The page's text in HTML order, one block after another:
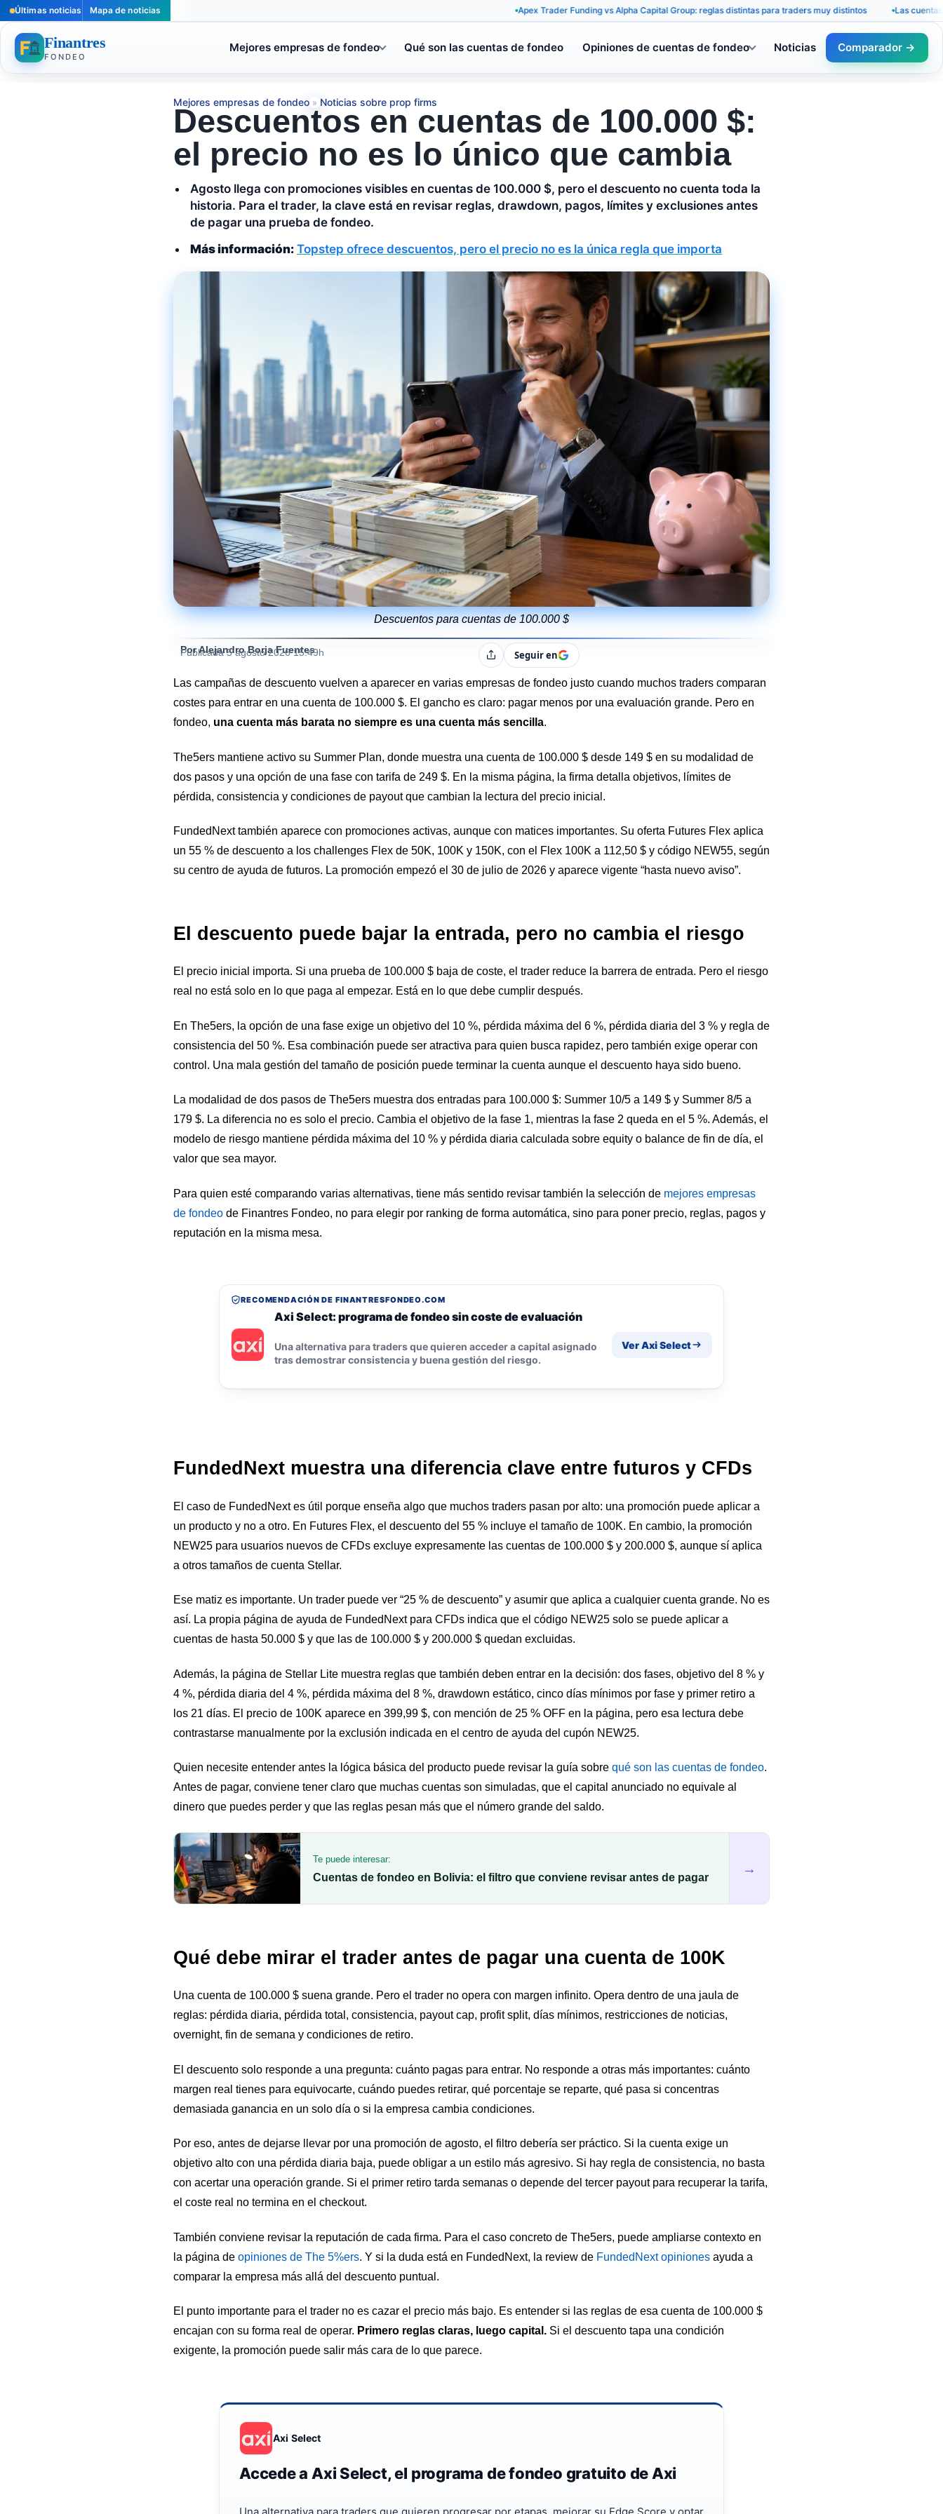
Últimas noticias Mapa de noticias Apex Trader Funding vs Alpha Capital Group: reglas distintas para traders muy distintos Las cuentas de
Finantres
FONDEO
Mejores empresas de fondeo Qué son las cuentas de fondeo Opiniones de cuentas de fondeo Noticias Comparador →
Mejores empresas de fondeo » Noticias sobre prop firms
Descuentos en cuentas de 100.000 $:
el precio no es lo único que cambia
Agosto llega con promociones visibles en cuentas de 100.000 $, pero el descuento no cuenta toda la
historia. Para el trader, la clave está en revisar reglas, drawdown, pagos, límites y exclusiones antes
de pagar una prueba de fondeo.
Más información: Topstep ofrece descuentos, pero el precio no es la única regla que importa
Descuentos para cuentas de 100.000 $
Por Alejandro Borja Fuentes
Publicada 5 agosto 2026 15:49h CompartirSeguir en
Las campañas de descuento vuelven a aparecer en varias empresas de fondeo justo cuando muchos traders comparan
costes para entrar en una cuenta de 100.000 $. El gancho es claro: pagar menos por una evaluación grande. Pero en
fondeo, una cuenta más barata no siempre es una cuenta más sencilla.
The5ers mantiene activo su Summer Plan, donde muestra una cuenta de 100.000 $ desde 149 $ en su modalidad de
dos pasos y una opción de una fase con tarifa de 249 $. En la misma página, la firma detalla objetivos, límites de
pérdida, consistencia y condiciones de payout que cambian la lectura del precio inicial.
FundedNext también aparece con promociones activas, aunque con matices importantes. Su oferta Futures Flex aplica
un 55 % de descuento a los challenges Flex de 50K, 100K y 150K, con el Flex 100K a 112,50 $ y código NEW55, según
su centro de ayuda de futuros. La promoción empezó el 30 de julio de 2026 y aparece vigente “hasta nuevo aviso”.
El descuento puede bajar la entrada, pero no cambia el riesgo
El precio inicial importa. Si una prueba de 100.000 $ baja de coste, el trader reduce la barrera de entrada. Pero el riesgo
real no está solo en lo que paga al empezar. Está en lo que debe cumplir después.
En The5ers, la opción de una fase exige un objetivo del 10 %, pérdida máxima del 6 %, pérdida diaria del 3 % y regla de
consistencia del 50 %. Esa combinación puede ser atractiva para quien busca rapidez, pero también exige operar con
control. Una mala gestión del tamaño de posición puede terminar la cuenta aunque el descuento haya sido bueno.
La modalidad de dos pasos de The5ers muestra dos entradas para 100.000 $: Summer 10/5 a 149 $ y Summer 8/5 a
179 $. La diferencia no es solo el precio. Cambia el objetivo de la fase 1, mientras la fase 2 queda en el 5 %. Además, el
modelo de riesgo mantiene pérdida máxima del 10 % y pérdida diaria calculada sobre equity o balance de fin de día, el
valor que sea mayor.
Para quien esté comparando varias alternativas, tiene más sentido revisar también la selección de mejores empresas
de fondeo de Finantres Fondeo, no para elegir por ranking de forma automática, sino para poner precio, reglas, pagos y
reputación en la misma mesa.
RECOMENDACIÓN DE FINANTRESFONDEO.COM
Axi Select: programa de fondeo sin coste de evaluación
Una alternativa para traders que quieren acceder a capital asignado
tras demostrar consistencia y buena gestión del riesgo.
Ver Axi Select
FundedNext muestra una diferencia clave entre futuros y CFDs
El caso de FundedNext es útil porque enseña algo que muchos traders pasan por alto: una promoción puede aplicar a
un producto y no a otro. En Futures Flex, el descuento del 55 % incluye el tamaño de 100K. En cambio, la promoción
NEW25 para usuarios nuevos de CFDs excluye expresamente las cuentas de 100.000 $ y 200.000 $, aunque sí aplica
a otros tamaños de cuenta Stellar.
Ese matiz es importante. Un trader puede ver “25 % de descuento” y asumir que aplica a cualquier cuenta grande. No es
así. La propia página de ayuda de FundedNext para CFDs indica que el código NEW25 solo se puede aplicar a
cuentas de hasta 50.000 $ y que las de 100.000 $ y 200.000 $ quedan excluidas.
Además, la página de Stellar Lite muestra reglas que también deben entrar en la decisión: dos fases, objetivo del 8 % y
4 %, pérdida diaria del 4 %, pérdida máxima del 8 %, drawdown estático, cinco días mínimos por fase y primer retiro a
los 21 días. El precio de 100K aparece en 399,99 $, con mención de 25 % OFF en la página, pero esa lectura debe
contrastarse manualmente por la exclusión indicada en el centro de ayuda del cupón NEW25.
Quien necesite entender antes la lógica básica del producto puede revisar la guía sobre qué son las cuentas de fondeo.
Antes de pagar, conviene tener claro que muchas cuentas son simuladas, que el capital anunciado no equivale al
dinero que puedes perder y que las reglas pesan más que el número grande del saldo.
Te puede interesar:
Cuentas de fondeo en Bolivia: el filtro que conviene revisar antes de pagar
→
Qué debe mirar el trader antes de pagar una cuenta de 100K
Una cuenta de 100.000 $ suena grande. Pero el trader no opera con margen infinito. Opera dentro de una jaula de
reglas: pérdida diaria, pérdida total, consistencia, payout cap, profit split, días mínimos, restricciones de noticias,
overnight, fin de semana y condiciones de retiro.
El descuento solo responde a una pregunta: cuánto pagas para entrar. No responde a otras más importantes: cuánto
margen real tienes para equivocarte, cuándo puedes retirar, qué porcentaje se reparte, qué pasa si concentras
demasiada ganancia en un solo día o si la empresa cambia condiciones.
Por eso, antes de dejarse llevar por una promoción de agosto, el filtro debería ser práctico. Si la cuenta exige un
objetivo alto con una pérdida diaria baja, puede obligar a un estilo más agresivo. Si hay regla de consistencia, no basta
con acertar una operación grande. Si el primer retiro tarda semanas o depende del tercer payout para recuperar la tarifa,
el coste real no termina en el checkout.
También conviene revisar la reputación de cada firma. Para el caso concreto de The5ers, puede ampliarse contexto en
la página de opiniones de The 5%ers. Y si la duda está en FundedNext, la review de FundedNext opiniones ayuda a
comparar la empresa más allá del descuento puntual.
El punto importante para el trader no es cazar el precio más bajo. Es entender si las reglas de esa cuenta de 100.000 $
encajan con su forma real de operar. Primero reglas claras, luego capital. Si el descuento tapa una condición
exigente, la promoción puede salir más cara de lo que parece.
Axi Select
Accede a Axi Select, el programa de fondeo gratuito de Axi
Una alternativa para traders que quieren progresar por etapas, mejorar su Edge Score y optar